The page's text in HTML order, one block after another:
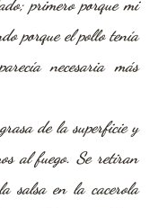
primero porque mi
porque el pollo tenía
necesaria más
de la superficie y
al fuego. Se retiran
salsa en la cacerola